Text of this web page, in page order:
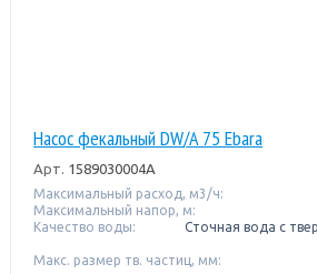
Насос фекальный DW/A 75 Ebara
Арт. 1589030004A
Максимальный расход, м3/ч:
Максимальный напор, м:
Качество воды:
Сточная вода с
Макс. размер тв. частиц, мм: